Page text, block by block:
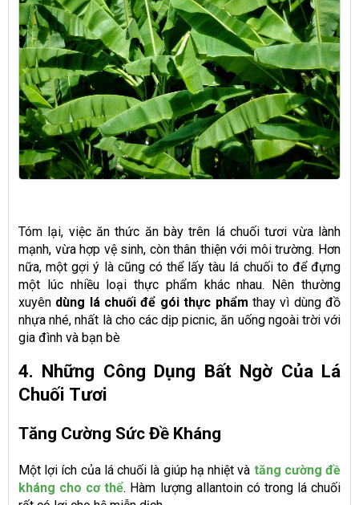
Tóm lại, việc ăn thức ăn bày trên lá chuối tươi vừa lành
mạnh, vừa hợp vệ sinh, còn thân thiện với môi trường. Hơn
nữa, một gợi ý là cũng có thể lấy tàu lá chuối to để đựng
một lúc nhiều loại thực phẩm khác nhau. Nên thường
xuyên dùng lá chuối để gói thực phẩm thay vì dùng đồ
nhựa nhé, nhất là cho các dịp picnic, ăn uống ngoài trời với
gia đình và bạn bè
4. Những Công Dụng Bất Ngờ Của Lá
Chuối Tươi
Tăng Cường Sức Đề Kháng
Một lợi ích của lá chuối là giúp hạ nhiệt và tăng cường đề
kháng cho cơ thể. Hàm lượng allantoin có trong lá chuối